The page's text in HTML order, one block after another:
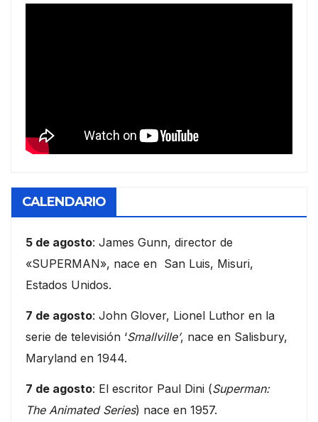
CALENDARIO
5 de agosto: James Gunn, director de
«SUPERMAN», nace en San Luis, Misuri,
Estados Unidos.
7 de agosto: John Glover, Lionel Luthor en la
serie de televisión ‘Smallville’, nace en Salisbury,
Maryland en 1944.
7 de agosto: El escritor Paul Dini (Superman:
The Animated Series) nace en 1957.